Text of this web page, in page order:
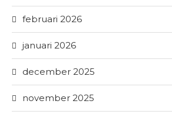
februari 2026
januari 2026
december 2025
november 2025